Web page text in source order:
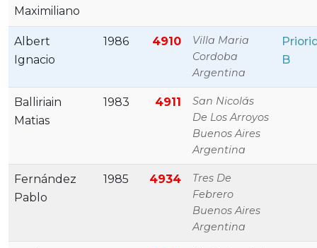
Maximiliano
Albert
Ignacio
1986 4910
Villa Maria
Cordoba
Argentina
B
Balliriain
Matias
1983 4911
San Nicolás
De Los Arroyos
Buenos Aires
Argentina
Fernández
Pablo
1985 4934
Tres De
Febrero
Buenos Aires
Argentina